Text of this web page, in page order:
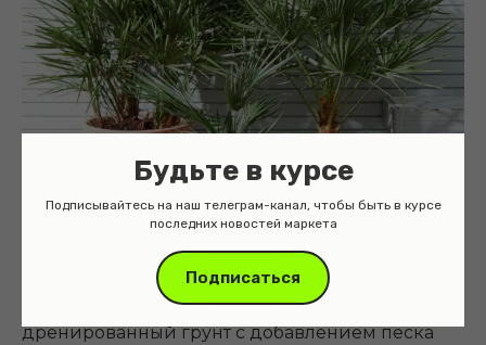
Будьте в курсе
Подписывайтесь на наш телеграм-канал, чтобы быть в курсе
последних новостей маркета
Подписаться
Для Хамеропса необходим хорошо
дренированный грунт с добавлением песка